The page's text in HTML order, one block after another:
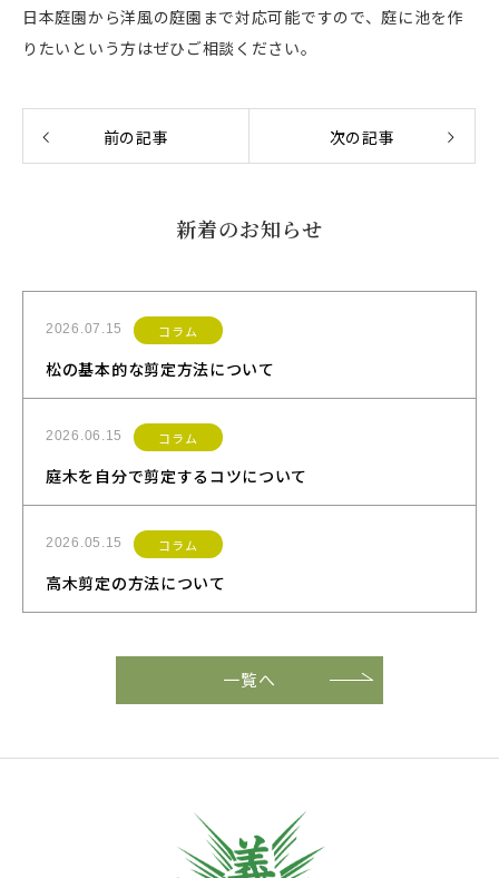
日本庭園から洋風の庭園まで対応可能ですので、庭に池を作
りたいという方はぜひご相談ください。
前の記事 次の記事
新着のお知らせ
2026.07.15 コラム
松の基本的な剪定方法について
2026.06.15 コラム
庭木を自分で剪定するコツについて
2026.05.15 コラム
高木剪定の方法について
一覧へ